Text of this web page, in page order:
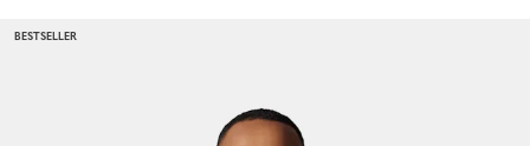
BESTSELLER